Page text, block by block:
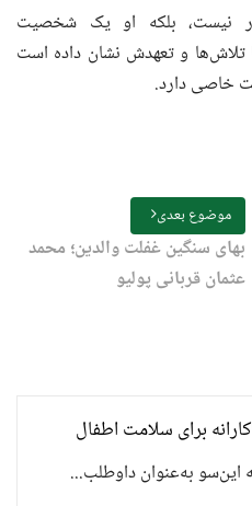
نیست، بلکه او یک شخصیت
تلاش‌ها و تعهدش نشان داده است
خاصی دارد.
موضوع بعدی
بهای سنگین غفلت والدین؛ محمد
عثمان قربانی پولیو
برای سلامت اطفال